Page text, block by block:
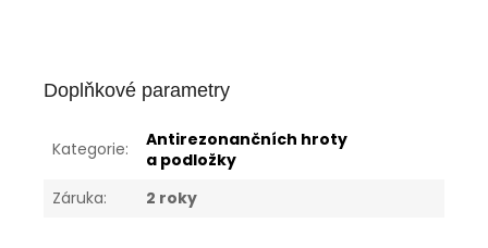
Doplňkové parametry
Kategorie:
Antirezonančních hroty
a podložky
Záruka: 2 roky